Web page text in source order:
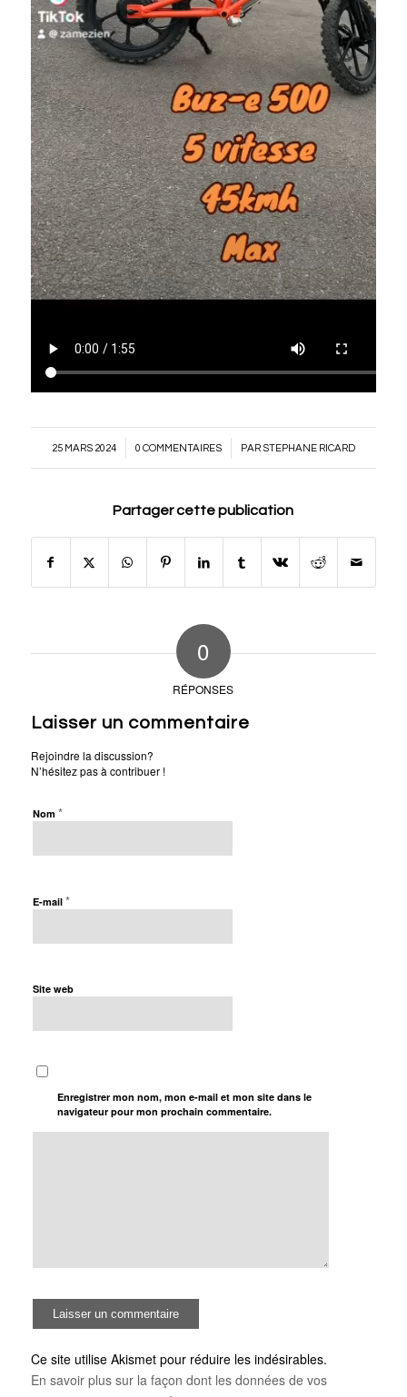
25 MARS 2024
/ 0 COMMENTAIRES
/ PAR STEPHANE RICARD
Partager cette publication
0
RÉPONSES
Laisser un commentaire
Rejoindre la discussion?
N’hésitez pas à contribuer !
Nom *
E-mail *
Site web
Enregistrer mon nom, mon e-mail et mon site dans le
navigateur pour mon prochain commentaire.
Ce site utilise Akismet pour réduire les indésirables.
En savoir plus sur la façon dont les données de vos